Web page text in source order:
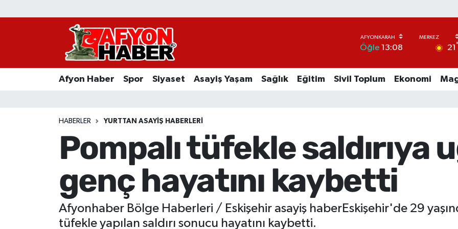
Öğle 13:08 21 °
Afyon Haber Spor Siyaset Asayiş Yaşam Sağlık Eğitim Sivil Toplum Ekonomi
HABERLER YURTTAN ASAYIŞ HABERLERI
Pompalı tüfekle saldırıya
genç hayatını kaybetti
Afyonhaber Bölge Haberleri / Eskişehir asayiş haberEskişehir'de 29
tüfekle yapılan saldırı sonucu hayatını kaybetti.
Afyon Haber
Asayiş Yaşam
Sivil Toplum
Ekonomi